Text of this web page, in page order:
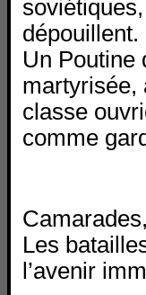
dépouillent.
Un Poutine
martyrisée,
classe
comme
Camarades,
Les
l’avenir